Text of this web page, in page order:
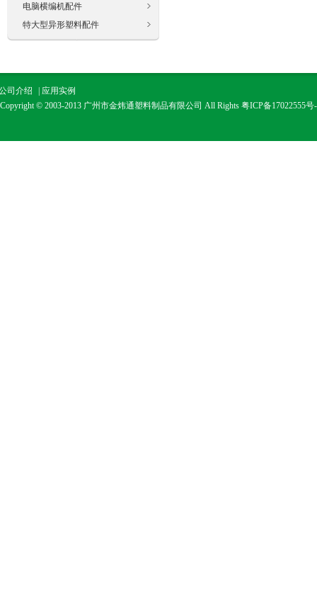
电脑横编机配件
特大型异形塑料配件
司介绍
应用实例
Copyright © 2003-2013 广州市金炜通塑料制品有限公司 All Rights 粤ICP备17022555号